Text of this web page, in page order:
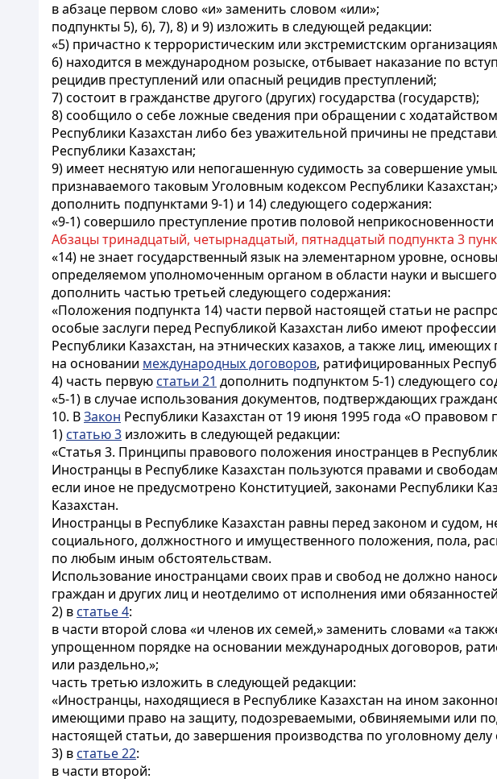
в абзаце первом слово «и» заменить словом «или»;
подпункты 5), 6), 7), 8) и 9) изложить в следующей редакции:
«5) причастно к террористическим или экстремистским
6) находится в международном розыске, отбывает наказание по
рецидив преступлений или опасный рецидив преступлений;
7) состоит в гражданстве другого (других) государства (государств);
8) сообщило о себе ложные сведения при обращении с
Республики Казахстан либо без уважительной причины не
Республики Казахстан;
9) имеет неснятую или непогашенную судимость за совершение
признаваемого таковым Уголовным кодексом Республики
дополнить подпунктами 9-1) и 14) следующего содержания:
«9-1) совершило преступление против половой
Абзацы тринадцатый, четырнадцатый, пятнадцатый подпункта 3
«14) не знает государственный язык на элементарном уровне,
определяемом уполномоченным органом в области науки и
дополнить частью третьей следующего содержания:
«Положения подпункта 14) части первой настоящей статьи не
особые заслуги перед Республикой Казахстан либо имеют
Республики Казахстан, на этнических казахов, а также лиц,
на основании международных договоров, ратифицированных
4) часть первую статьи 21 дополнить подпунктом 5-1) следующего
«5-1) в случае использования документов, подтверждающих
10. ВЗакон Республики Казахстан от 19 июня 1995 года «О
1) статью 3 изложить в следующей редакции:
«Статья 3. Принципы правового положения иностранцев в
Иностранцы в Республике Казахстан пользуются правами и
если иное не предусмотрено Конституцией, законами Республики
Казахстан.
Иностранцы в Республике Казахстан равны перед законом и
социального, должностного и имущественного положения, пола,
по любым иным обстоятельствам.
Использование иностранцами своих прав и свобод не должно
граждан и других лиц и неотделимо от исполнения ими
2) в статье 4:
в части второй слова «и членов их семей,» заменить словами «а
упрощенном порядке на основании международных договоров,
или раздельно,»;
часть третью изложить в следующей редакции:
«Иностранцы, находящиеся в Республике Казахстан на ином
имеющими право на защиту, подозреваемыми, обвиняемыми или
настоящей статьи, до завершения производства по уголовному
3) в статье 22:
в части второй: